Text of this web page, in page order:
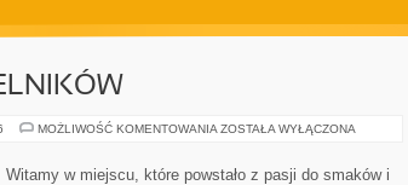
MOŻLIWOŚĆ KOMENTOWANIA PYTANIA
ZOSTAŁA WYŁĄCZONA
Witamy w miejscu, które powstało z pasji do smaków i